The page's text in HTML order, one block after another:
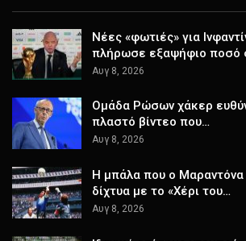
Νέες «φωτιές» για
πλήρωσε εξαψήφιο ποσό
Αυγ 8, 2026
Ομάδα Ρώσων χάκερ
πλαστό βίντεο που…
Αυγ 8, 2026
Η μπάλα που ο Μαραντόνα
δίχτυα με το «Χέρι του…
Αυγ 8, 2026